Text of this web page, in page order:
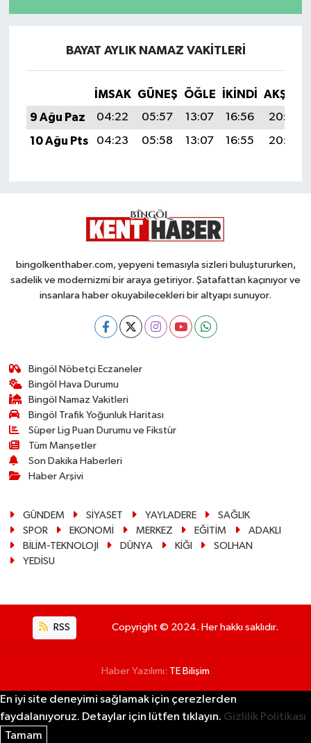
BAYAT AYLIK NAMAZ VAKITLERI
İMSAK GÜNEŞ ÖĞLE İKINDI
AKŞAM
9 Ağu Paz
04:22 05:57 13:07 16:56
20:07
10 Ağu Pts
04:23 05:58 13:07 16:55 20:06
bingolkenthaber.com, yepyeni temasıyla sizleri buluştururken,
sadelik ve modernizmi bir araya getiriyor. Şatafattan kaçınıyor ve
insanlara haber okuyabilecekleri bir altyapı sunuyor.
Bingöl Nöbetçi Eczaneler
Bingöl Hava Durumu
Bingöl Namaz Vakitleri
Bingöl Trafik Yoğunluk Haritası
Süper Lig Puan Durumu ve Fikstür
Tüm Manşetler
Son Dakika Haberleri
Haber Arşivi
GÜNDEM SİYASET YAYLADERE
SAĞLIK
SPOR
EKONOMİ MERKEZ EĞİTİM
ADAKLI
BİLİM-TEKNOLOJİ
DÜNYA KİĞI
SOLHAN
YEDİSU
RSS Copyright © 2024. Her hakkı saklıdır.
Haber Yazılımı: TE Bilişim
En iyi site deneyimi sağlamak için çerezlerden
faydalanıyoruz. Detaylar için lütfen tıklayın. Gizlilik Politikası
Tamam